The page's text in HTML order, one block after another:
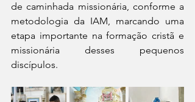
de caminhada missionária, conforme a
metodologia da IAM, marcando uma
etapa importante na formação cristã e
missionária desses pequenos
discípulos.